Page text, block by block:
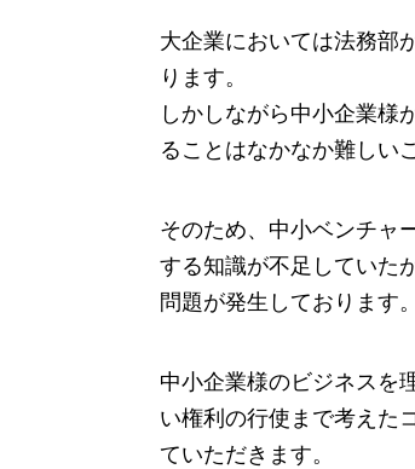
大企業においては法務部
ります。
しかしながら中小企業様
ることはなかなか難しい
そのため、中小ベンチャ
する知識が不足していた
問題が発生しております。
中小企業様のビジネスを
い権利の行使まで考えた
ていただきます。